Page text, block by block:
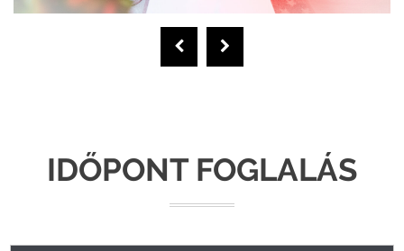
IDŐPONT FOGLALÁS